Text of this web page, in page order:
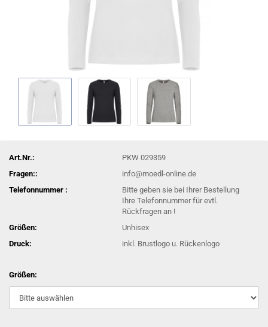
Art.Nr.:
PKW 029359
Fragen::
info@moedl-online.de
Telefonnummer :
Bitte geben sie bei Ihrer Bestellung
Ihre Telefonnummer für evtl.
Rückfragen an !
Größen:
Unhisex
Druck:
inkl. Brustlogo u. Rückenlogo
Größen: